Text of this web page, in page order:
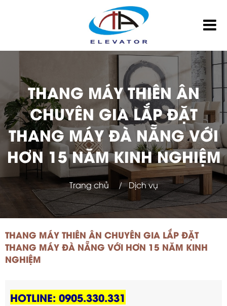
THANG MÁY THIÊN ÂN
CHUYÊN GIA LẮP ĐẶT
THANG MÁY ĐÀ NẴNG VỚI
HƠN 15 NĂM KINH NGHIỆM
Trang chủ Dịch vụ
THANG MÁY THIÊN ÂN CHUYÊN GIA LẮP ĐẶT
THANG MÁY ĐÀ NẴNG VỚI HƠN 15 NĂM KINH
NGHIỆM
HOTLINE: 0905.330.331